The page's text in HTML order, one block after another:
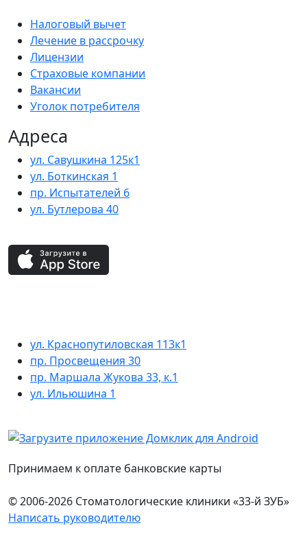
Налоговый вычет
Лечение в рассрочку
Лицензии
Страховые компании
Вакансии
Уголок потребителя
Адреса
ул. Савушкина 125к1
ул. Боткинская 1
пр. Испытателей 6
ул. Бутлерова 40
ул. Краснопутиловская 113к1
пр. Просвещения 30
пр. Маршала Жукова 33, к.1
ул. Ильюшина 1
Принимаем к оплате банковские карты
© 2006-2026 Стоматологические клиники «33-й ЗУБ»
Написать руководителю